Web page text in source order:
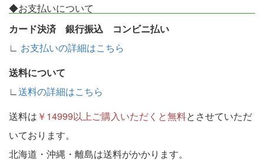
◆お支払いについて
カード決済 銀行振込 コンビニ払い
∟ お支払いの詳細はこちら
送料について
∟ 送料の詳細はこちら
送料は ￥14999以上ご購入いただくと無料とさせていただ
いております。
北海道・沖縄・離島は送料がかかります。